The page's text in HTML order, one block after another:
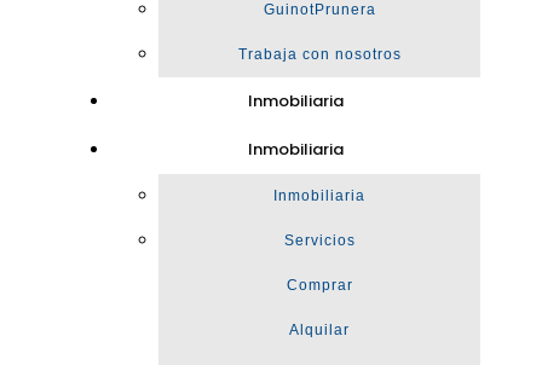
GuinotPrunera
Trabaja con nosotros
Inmobiliaria
Inmobiliaria
Inmobiliaria
Servicios
Comprar
Alquilar